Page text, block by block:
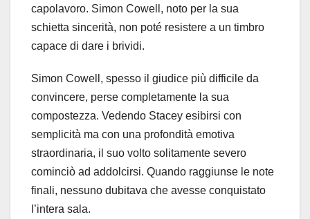
capolavoro. Simon Cowell, noto per la sua
schietta sincerità, non poté resistere a un timbro
capace di dare i brividi.
Simon Cowell, spesso il giudice più difficile da
convincere, perse completamente la sua
compostezza. Vedendo Stacey esibirsi con
semplicità ma con una profondità emotiva
straordinaria, il suo volto solitamente severo
cominciò ad addolcirsi. Quando raggiunse le note
finali, nessuno dubitava che avesse conquistato
l’intera sala.